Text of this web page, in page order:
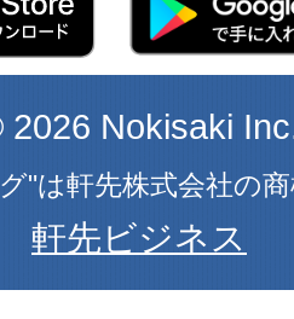
2026 Nokisaki
"は軒先株式会社の
軒先ビジネス